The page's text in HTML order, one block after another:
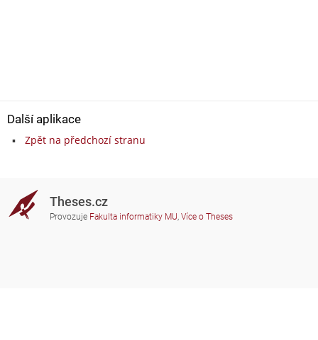
Další aplikace
Zpět na předchozí stranu
Theses.cz
Provozuje Fakulta informatiky MU, Více o Theses